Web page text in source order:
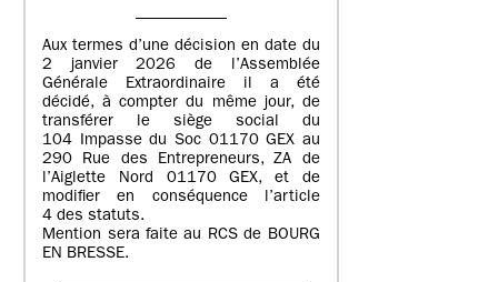
Aux termes d’une décision en date du
2 janvier 2026 de l’Assemblée
Générale Extraordinaire il a été
décidé, à compter du même jour, de
transférer le siège social du
104 Impasse du Soc 01170 GEX au
290 Rue des Entrepreneurs, ZA de
l’Aiglette Nord 01170 GEX, et de
modifier en conséquence l’article
4 des statuts.
Mention sera faite au RCS de BOURG
EN BRESSE.